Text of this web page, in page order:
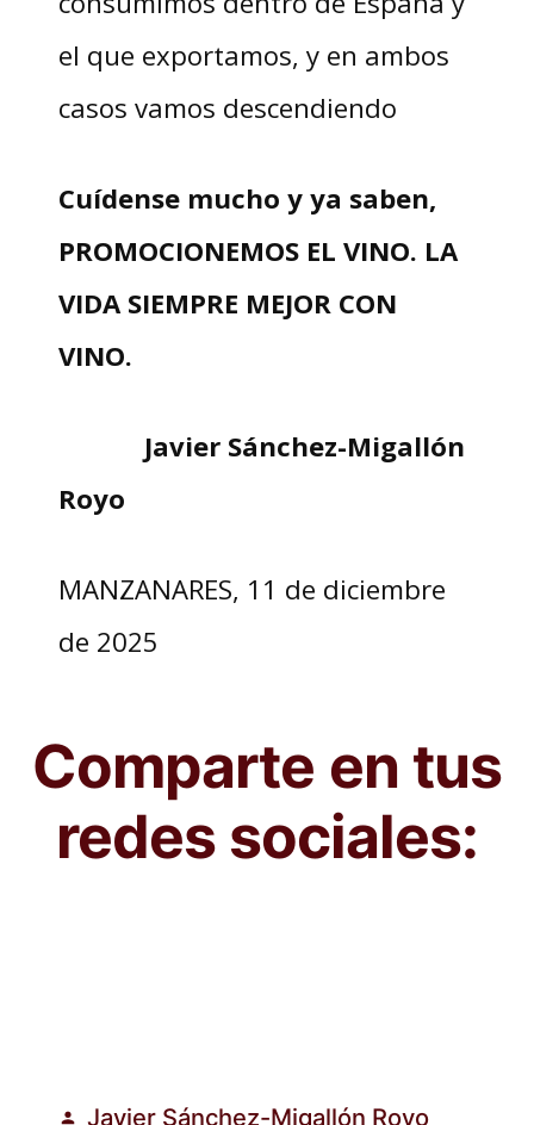
el que exportamos, y en ambos
casos vamos descendiendo
Cuídense mucho y ya saben,
PROMOCIONEMOS EL VINO. LA
VIDA SIEMPRE MEJOR CON
VINO.
Javier Sánchez-Migallón
Royo
MANZANARES, 11 de diciembre
de 2025
Comparte en tus
redes sociales:
Javier Sánchez-Migallón Royo